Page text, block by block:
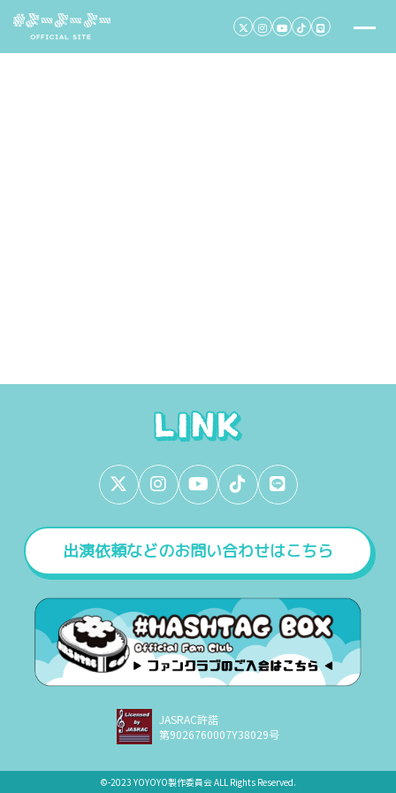
出演依頼などのお問い合わせはこちら
JASRAC許諾
第9026760007Y38029号
©︎-2023 YOYOYO製作委員会 ALL Rights Reserved.